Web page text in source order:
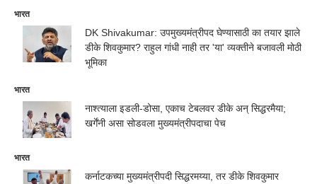
भारत
DK Shivakumar: उपमुख्यमंत्रीपद घेण्यासाठी का तयार झाले
डीके शिवकुमार? राहुल गांधी नाही तर 'या' व्यक्तीने बजावली मोठी
भूमिका
भारत
नाश्त्याला इडली-डोसा, एकाच टेबलवर डीके अन् सिद्धरमैया;
खर्गेंनी असा सोडवला मुख्यमंत्रीपदाचा पेच
भारत
कर्नाटकच्या मुख्यमंत्रीपदी सिद्धरमय्या, तर डीके शिवकुमार